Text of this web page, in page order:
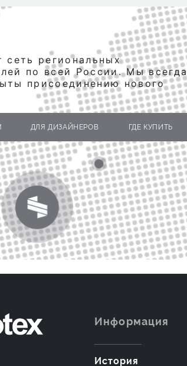
сеть региональных
по всей России. Мы всегда
присоединению нового
ДЛЯ ДИЗАЙНЕРОВ ГДЕ КУПИТЬ
Информация
История